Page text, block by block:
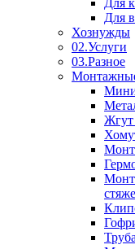
Для
Для
Хознужды
02.Услуги
03.Разное
Жгут